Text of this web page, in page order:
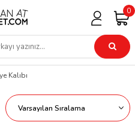
0
Kalıbı